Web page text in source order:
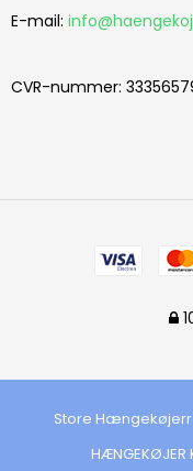
E-mail:
CVR-nummer:
Store Hængekøjerr